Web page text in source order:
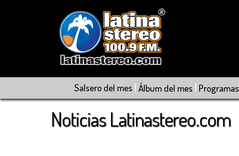
Salsero del mes | Álbum del mes | Programas
Noticias Latinastereo.com